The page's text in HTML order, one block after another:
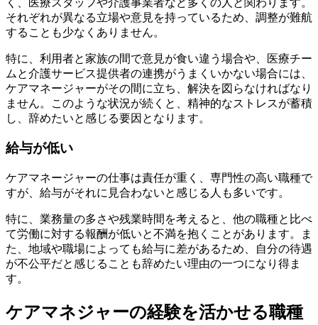
それぞれが異なる立場や意見を持っているため、調整が難航
することも少なくありません。
特に、利用者と家族の間で意見が食い違う場合や、医療チー
ムと介護サービス提供者の連携がうまくいかない場合には、
ケアマネージャーがその間に立ち、解決を図らなければなり
ません。このような状況が続くと、精神的なストレスが蓄積
し、辞めたいと感じる要因となります。
給与が低い
ケアマネージャーの仕事は責任が重く、専門性の高い職種で
すが、給与がそれに見合わないと感じる人も多いです。
特に、業務量の多さや残業時間を考えると、他の職種と比べ
て労働に対する報酬が低いと不満を抱くことがあります。ま
た、地域や職場によっても給与に差があるため、自分の待遇
が不公平だと感じることも辞めたい理由の一つになり得ま
す。
ケアマネジャーの経験を活かせる職種